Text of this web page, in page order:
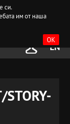
си.
им от наша
OK
EN